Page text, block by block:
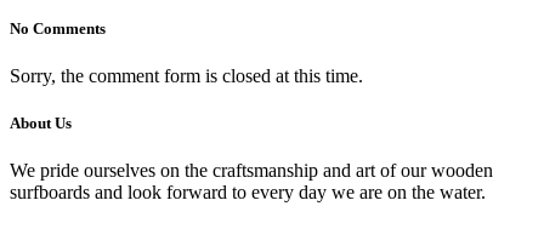
No Comments
Sorry, the comment form is closed at this time.
About Us
We pride ourselves on the craftsmanship and art of our wooden
surfboards and look forward to every day we are on the water.